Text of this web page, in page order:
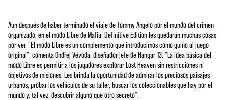
Aun después de haber terminado el viaje de Tommy Angelo por el mundo del crimen
organizado, en el modo Libre de Mafia: Definitive Edition les quedarán muchas cosas
por ver. "El modo Libre es un complemento que introducimos como guiño al juego
original", comenta Ondřej Vévoda, diseñador jefe de Hangar 13. "La idea básica del
modo Libre es permitir a los jugadores explorar Lost Heaven sin restricciones ni
objetivos de misiones. Les brinda la oportunidad de admirar los preciosos paisajes
urbanos, probar los vehículos de su taller, buscar los coleccionables que hay por el
mundo y, tal vez, descubrir alguno que otro secreto".